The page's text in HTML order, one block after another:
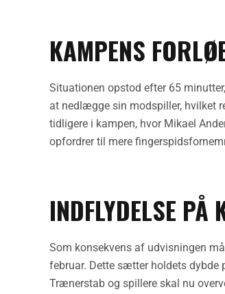
KAMPENS
Situationen opstod efter 65
at nedlægge sin modspiller, hvilket
tidligere i kampen, hvor Mikael
opfordrer til mere
INDFLYDELSE PÅ
Som konsekvens af udvisningen
februar. Dette sætter holdets
Trænerstab og spillere skal nu